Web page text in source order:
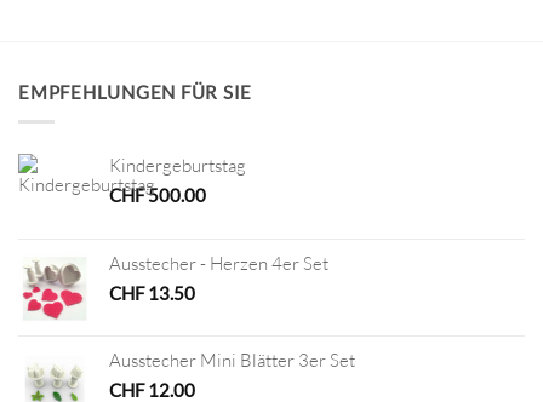
EMPFEHLUNGEN FÜR SIE
Kindergeburtstag
CHF500.00
Ausstecher - Herzen 4er Set
CHF13.50
Ausstecher Mini Blätter 3er Set
CHF12.00